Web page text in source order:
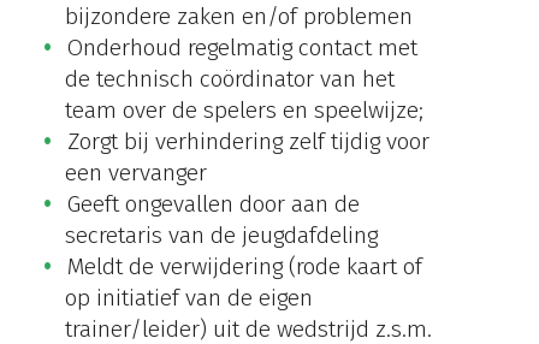
bijzondere zaken en/of problemen
Onderhoud regelmatig contact met
de technisch coördinator van het
team over de spelers en speelwijze;
Zorgt bij verhindering zelf tijdig voor
een vervanger
Geeft ongevallen door aan de
secretaris van de jeugdafdeling
Meldt de verwijdering (rode kaart of
op initiatief van de eigen
trainer/leider) uit de wedstrijd z.s.m.